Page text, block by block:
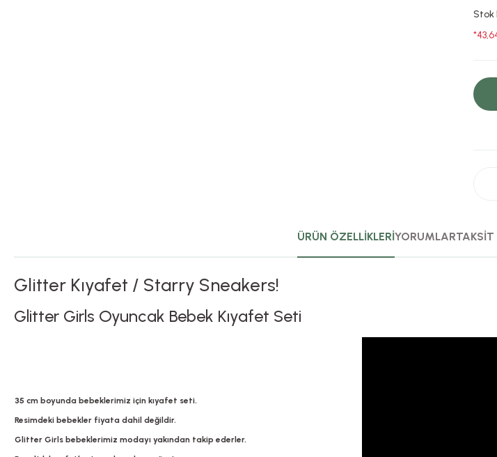
Stok
ÜRÜN ÖZELLİKLERİYORUMLARTAKSİT
Glitter Kıyafet / Starry Sneakers!
Glitter Girls Oyuncak Bebek Kıyafet Seti
35 cm boyunda bebeklerimiz için kıyafet seti.
Resimdeki bebekler fiyata dahil değildir.
Glitter Girls bebeklerimiz modayı yakından takip ederler.